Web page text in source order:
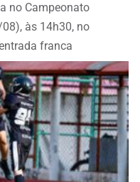
no Campeonato
às 14h30, no
franca